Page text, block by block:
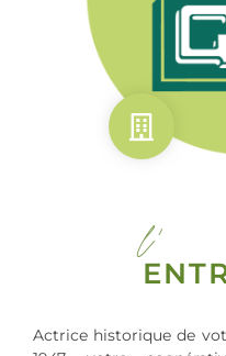
l'
Actrice historique de